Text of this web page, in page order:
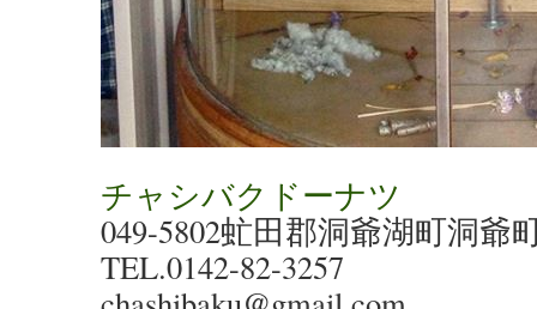
チャシバクドーナツ
049-5802虻田郡洞爺湖町洞爺
TEL.0142-82-3257